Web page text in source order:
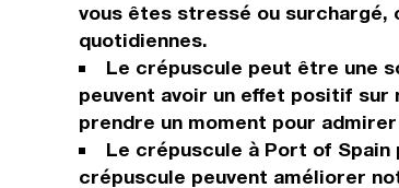
vous êtes stressé ou
quotidiennes.
Le crépuscule peut être une
peuvent avoir un effet positif sur
prendre un moment pour
Le crépuscule à Port of
crépuscule peuvent améliorer